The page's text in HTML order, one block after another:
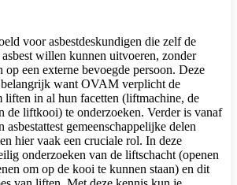
voor asbestdeskundigen die zelf de
willen kunnen uitvoeren, zonder
op een externe bevoegde persoon. Deze
want OVAM verplicht de
liften in al hun facetten (liftmachine, de
de liftkooi) te onderzoeken. Verder is vanaf
asbestattest gemeenschappelijke delen
hier vaak een cruciale rol. In deze
onderzoeken van de liftschacht (openen
om op de kooi te kunnen staan) en dit